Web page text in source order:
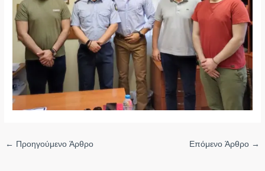
← Προηγούμενο Άρθρο Επόμενο Άρθρο →